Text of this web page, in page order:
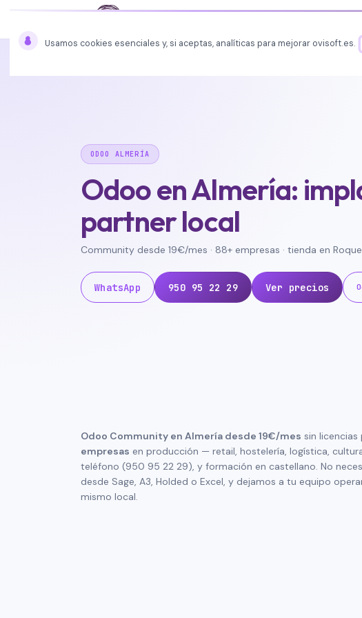
ODOO ALMERÍA
Odoo en Almería:
partner local
Community desde 19€/mes · 88+ empresas · tienda en
WhatsApp 950 95 22 29 Ver precios
Odoo Community en Almería desde 19€/mes sin
empresas en producción — retail, hostelería, logística,
teléfono (950 95 22 29), y formación en castellano. No
desde Sage, A3, Holded o Excel, y dejamos a tu equipo
mismo local.
Usamos cookies esenciales y, si aceptas, analíticas para mejorar ovisoft.es.